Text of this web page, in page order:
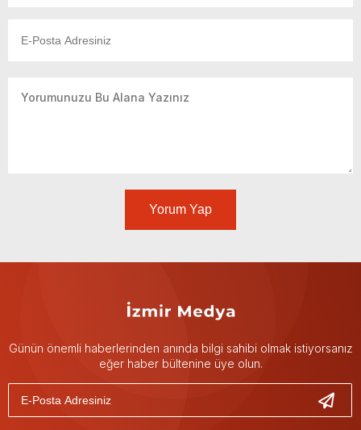
Yorum Yap
Günün önemli haberlerinden anında bilgi sahibi olmak istiyorsanız
eğer haber bültenine üye olun.